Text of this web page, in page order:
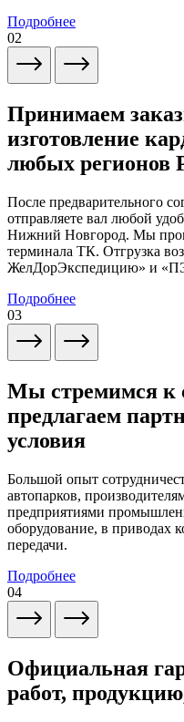
Подробнее
02
Принимаем
изготовление
любых регионов
После предварительного
отправляете вал любой
Нижний Новгород. Мы
терминала ТК. Отгрузка
ЖелДорЭкспедицию» и
Подробнее
03
Мы стремимся к
предлагаем
условия
Большой опыт
автопарков,
предприятиями
оборудование, в приводах
передачи.
Подробнее
04
Официальная
работ,